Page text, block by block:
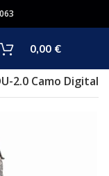
0,00 €
2.0 Camo Digital